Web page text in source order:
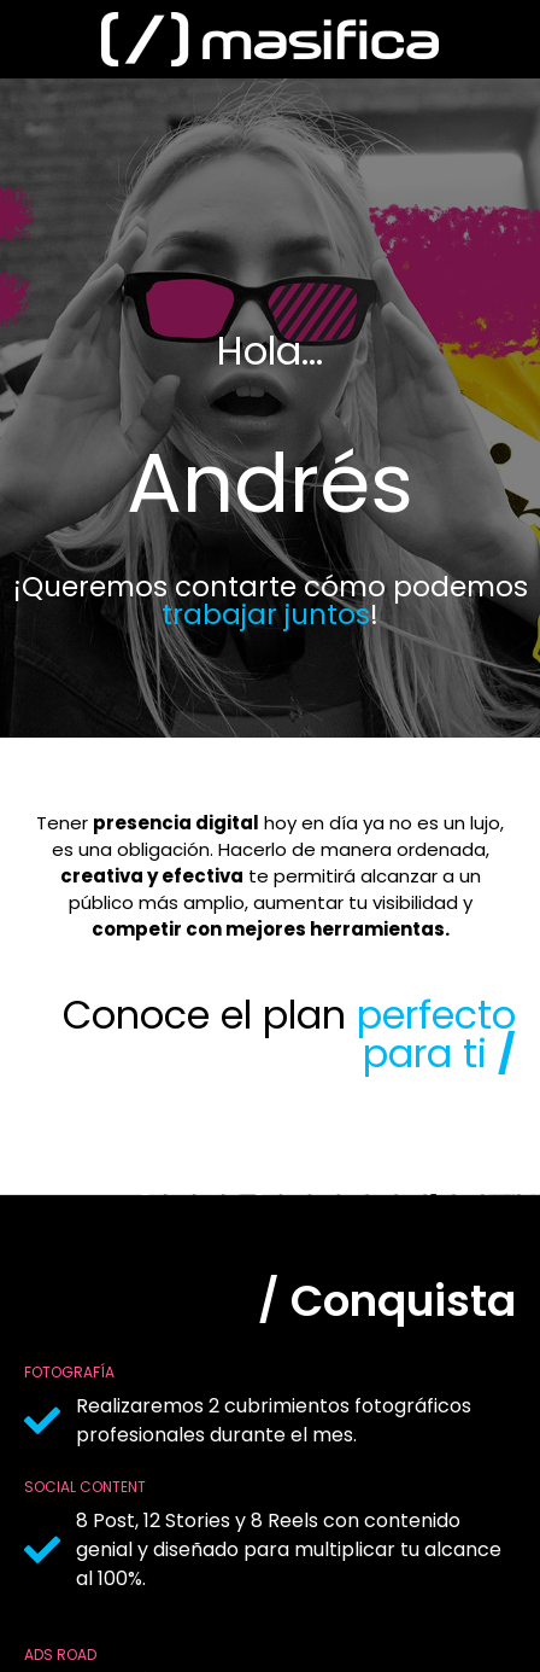
Hola...
Andrés
¡Queremos contarte cómo podemos
trabajar juntos!
Tener presencia digital hoy en día ya no es un lujo,
es una obligación. Hacerlo de manera ordenada,
creativa y efectiva te permitirá alcanzar a un
público más amplio, aumentar tu visibilidad y
competir con mejores herramientas.
Conoce el plan perfecto
para ti /
/ Conquista
FOTOGRAFÍA
Realizaremos 2 cubrimientos fotográficos
profesionales durante el mes.
SOCIAL CONTENT
8 Post, 12 Stories y 8 Reels con contenido
genial y diseñado para multiplicar tu alcance
al 100%.
ADS ROAD